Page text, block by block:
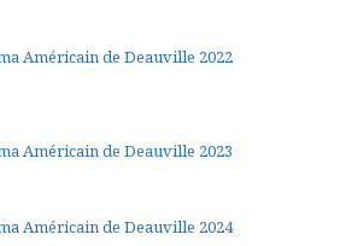
Américain de Deauville 2022
Américain de Deauville 2023
Américain de Deauville 2024